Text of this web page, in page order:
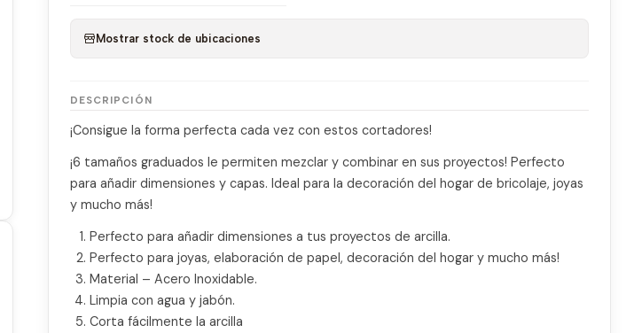
Mostrar stock de ubicaciones
DESCRIPCIÓN
¡Consigue la forma perfecta cada vez con estos cortadores!
¡6 tamaños graduados le permiten mezclar y combinar en sus proyectos! Perfecto
para añadir dimensiones y capas. Ideal para la decoración del hogar de bricolaje, joyas
y mucho más!
Perfecto para añadir dimensiones a tus proyectos de arcilla.
Perfecto para joyas, elaboración de papel, decoración del hogar y mucho más!
Material – Acero Inoxidable.
Limpia con agua y jabón.
Corta fácilmente la arcilla